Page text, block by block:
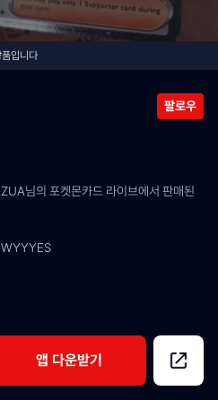
입니다
팔로우
님의 포켓몬카드 라이브에서 판매된
WYYYES
앱 다운받기